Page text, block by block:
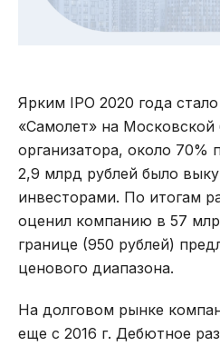
Ярким IPO 2020 года
«Самолет» на
организатора, около 70%
2,9 млрд рублей было
инвесторами. По итогам
оценил компанию в 57
границе (950 рублей)
ценового диапазона.
На долговом рынке
еще с 2016 г. Дебютное